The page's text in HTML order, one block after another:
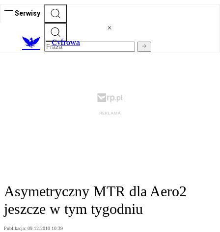
Serwisy
Cyfrowa
Asymetryczny MTR dla Aero2
jeszcze w tym tygodniu
Publikacja: 09.12.2010 10:39